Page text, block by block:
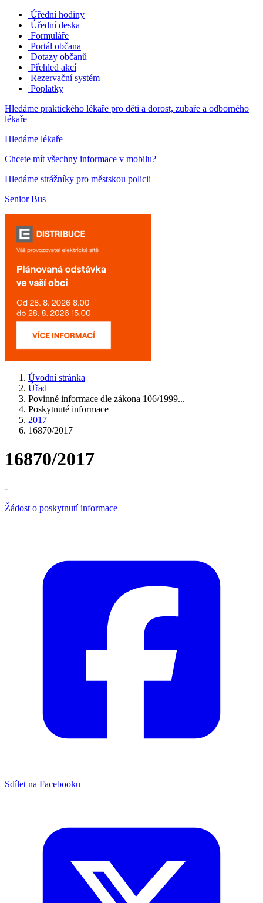
Úřední hodiny
Úřední deska
Formuláře
Portál občana
Dotazy občanů
Přehled akcí
Rezervační systém
Poplatky
Hledáme praktického lékaře pro děti a dorost, zubaře a odborného
lékaře
Hledáme lékaře
Chcete mít všechny informace v mobilu?
Hledáme strážníky pro městskou policii
Senior Bus
Úvodní stránka
Úřad
Povinné informace dle zákona 106/1999...
Poskytnuté informace
2017
16870/2017
16870/2017
-
Žádost o poskytnutí informace
Sdílet na Facebooku